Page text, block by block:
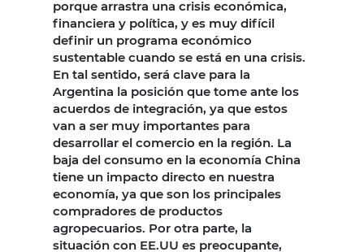
porque arrastra una crisis económica,
financiera y política, y es muy difícil
definir un programa económico
sustentable cuando se está en una crisis.
En tal sentido, será clave para la
Argentina la posición que tome ante los
acuerdos de integración, ya que estos
van a ser muy importantes para
desarrollar el comercio en la región. La
baja del consumo en la economía China
tiene un impacto directo en nuestra
economía, ya que son los principales
compradores de productos
agropecuarios. Por otra parte, la
situación con EE.UU es preocupante,